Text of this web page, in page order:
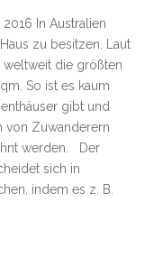
In Australien
zu besitzen. Laut
weltweit die größten
So ist es kaum
gibt und
von Zuwanderern
werden. Der
sich in
indem es z. B.